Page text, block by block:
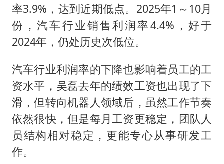
率3.9%，达到近期低点。2025年1～10月
份，汽车行业销售利润率4.4%，好于
2024年，仍处历史次低位。
汽车行业利润率的下降也影响着员工的工
资水平，吴磊去年的绩效工资也出现了下
滑，但转向机器人领域后，虽然工作节奏
依然很快，但是每月工资更稳定，团队人
员结构相对稳定，更能专心从事研发工
作。